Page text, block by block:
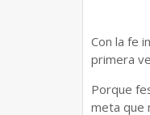
Con la fe
primera
Porque
meta que